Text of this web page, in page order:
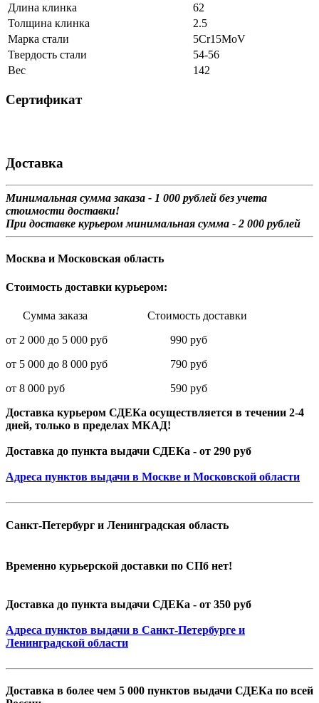
Длина клинка
62
Толщина клинка
2.5
Марка стали
5Cr15MoV
Твердость стали
54-56
Вес
142
Сертификат
Доставка
Минимальная сумма заказа - 1 000 рублей без учета
стоимости доставки!
При доставке курьером минимальная сумма - 2 000 рублей
Москва и Московская область
Стоимость доставки курьером:
Сумма заказа Стоимость доставки
от 2 000 до 5 000 руб 990 руб
от 5 000 до 8 000 руб 790 руб
от 8 000 руб 590 руб
Доставка курьером СДЕКа осуществляется в течении 2-4
дней, только в пределах МКАД!
Доставка до пункта выдачи СДЕКа - от 290 руб
Адреса пунктов выдачи в Москве и Московской области
Санкт-Петербург и Ленинградская область
Временно курьерской доставки по СПб нет!
Доставка до пункта выдачи СДЕКа - от 350 руб
Адреса пунктов выдачи в Санкт-Петербурге и
Ленинградской области
Доставка в более чем 5 000 пунктов выдачи СДЕКа по всей